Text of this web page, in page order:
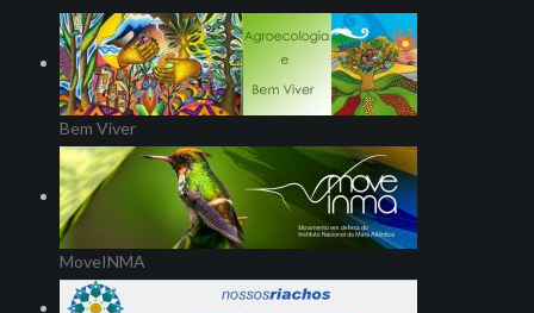
Bem Viver
MoveINMA